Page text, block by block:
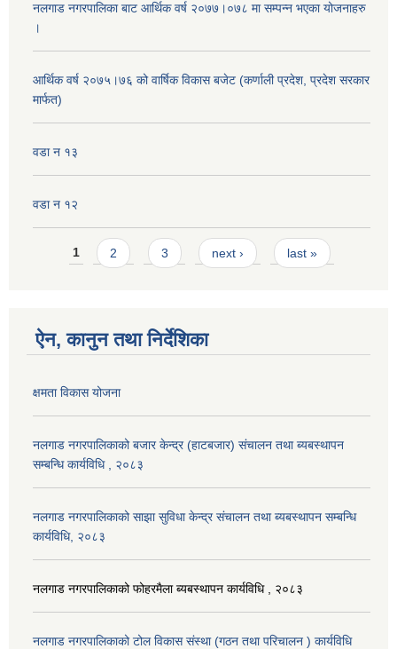
नलगाड नगरपालिका बाट आर्थिक वर्ष २०७७।०७८ मा सम्पन्न भएका योजनाहरु
।
आर्थिक वर्ष २०७५।७६ को वार्षिक विकास बजेट (कर्णाली प्रदेश, प्रदेश सरकार
मार्फत)
वडा न १३
वडा न १२
Pages
1 2 3 next › last »
ऐन, कानुन तथा निर्देशिका
क्षमता विकास योजना
नलगाड नगरपालिकाको बजार केन्द्र (हाटबजार) संचालन तथा ब्यबस्थापन
सम्बन्धि कार्यविधि , २०८३
नलगाड नगरपालिकाको साझा सुविधा केन्द्र संचालन तथा ब्यबस्थापन सम्बन्धि
कार्यविधि, २०८३
नलगाड नगरपालिकाको फोहरमैला ब्यबस्थापन कार्यविधि , २०८३
नलगाड नगरपालिकाको टोल विकास संस्था (गठन तथा परिचालन ) कार्यविधि